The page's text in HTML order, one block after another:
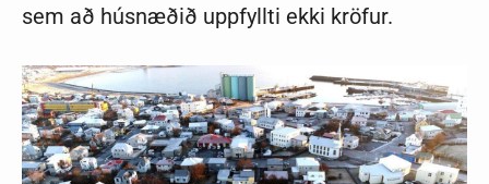
sem að húsnæðið uppfyllti ekki kröfur.